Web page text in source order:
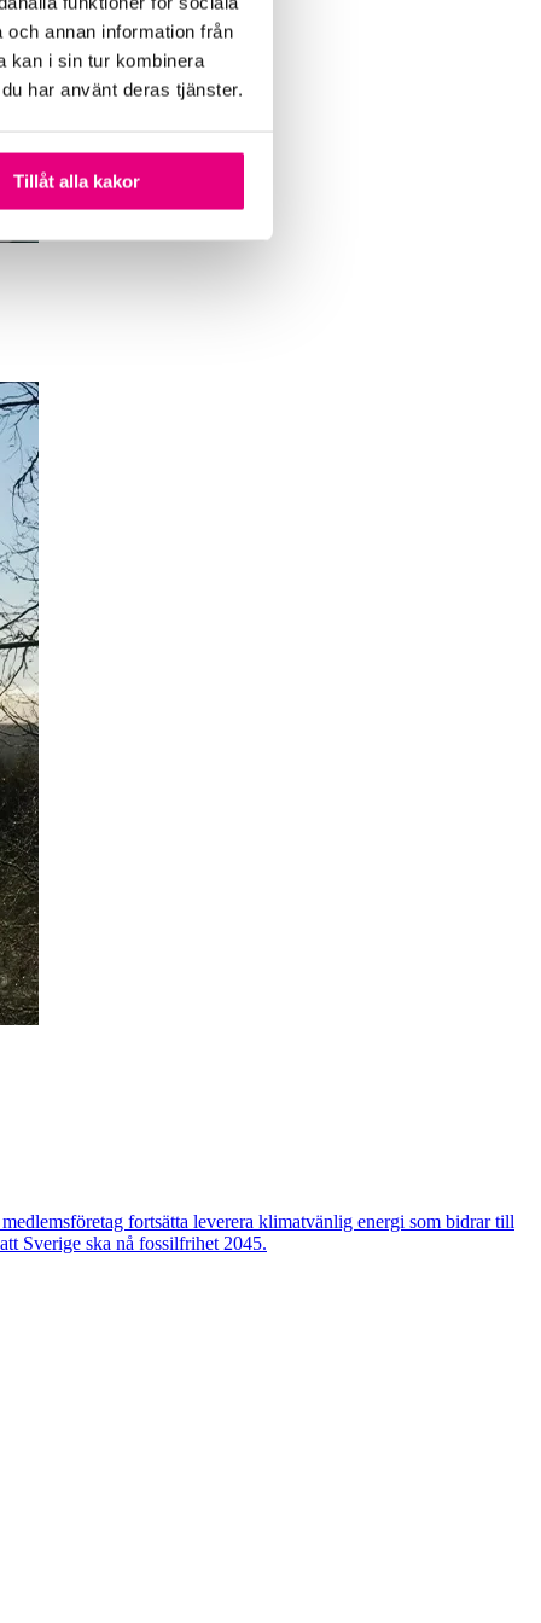
annan information från
kan i sin tur kombinera
har använt deras tjänster.
Tillåt alla kakor
fortsätta leverera klimatvänlig energi som bidrar till
Sverige ska nå fossilfrihet 2045.